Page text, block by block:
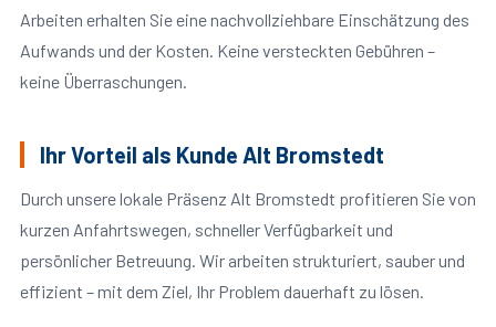
Arbeiten erhalten Sie eine nachvollziehbare Einschätzung des
Aufwands und der Kosten. Keine versteckten Gebühren –
keine Überraschungen.
Ihr Vorteil als Kunde Alt Bromstedt
Durch unsere lokale Präsenz Alt Bromstedt profitieren Sie von
kurzen Anfahrtswegen, schneller Verfügbarkeit und
persönlicher Betreuung. Wir arbeiten strukturiert, sauber und
effizient – mit dem Ziel, Ihr Problem dauerhaft zu lösen.